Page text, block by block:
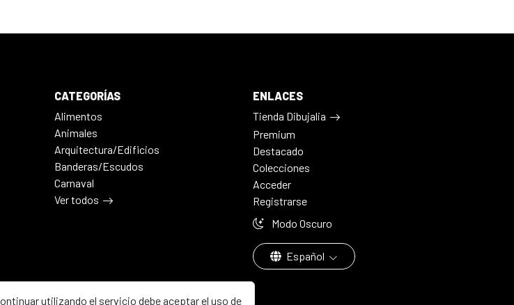
utilizando el servicio debe aceptar el uso de
CATEGORÍAS
Alimentos
Animales
Arquitectura/Edificios
Banderas/Escudos
Carnaval
Ver todos
ENLACES
Tienda Dibujalia
Premium
Destacado
Colecciones
Acceder
Registrarse
Modo Oscuro
Español